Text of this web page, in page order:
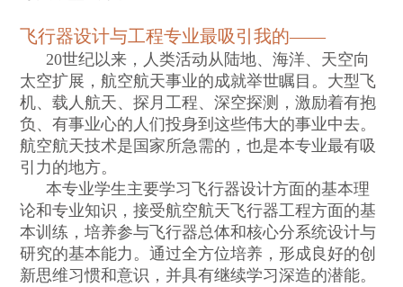
飞行器设计与工程专业最吸引我的——
20世纪以来，人类活动从陆地、海洋、天空向
太空扩展，航空航天事业的成就举世瞩目。大型飞
机、载人航天、探月工程、深空探测，激励着有抱
负、有事业心的人们投身到这些伟大的事业中去。
航空航天技术是国家所急需的，也是本专业最有吸
引力的地方。
本专业学生主要学习飞行器设计方面的基本理
论和专业知识，接受航空航天飞行器工程方面的基
本训练，培养参与飞行器总体和核心分系统设计与
研究的基本能力。通过全方位培养，形成良好的创
新思维习惯和意识，并具有继续学习深造的潜能。